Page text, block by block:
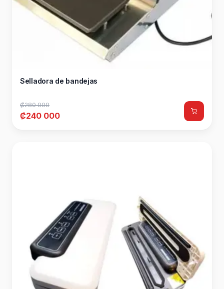
Selladora de bandejas
₡280 000
₡240 000